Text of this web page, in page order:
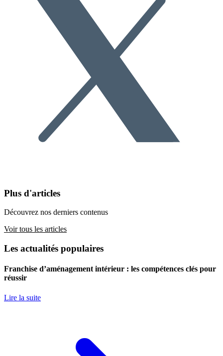
Plus d'articles
Découvrez nos derniers contenus
Voir tous les articles
Les actualités populaires
Franchise d’aménagement intérieur : les compétences clés pour
réussir
Lire la suite